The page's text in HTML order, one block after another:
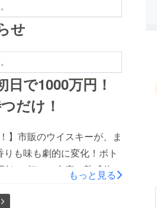
せ
で1000万円！
だけ！
】市販のウイスキーが、ま
も味も劇的に変化！ボト
な一杯に！自宅で熟成体
もっと見る